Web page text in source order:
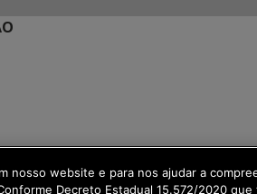
Digital
nosso website e para nos ajudar a
Decreto Estadual 15.572/2020 que